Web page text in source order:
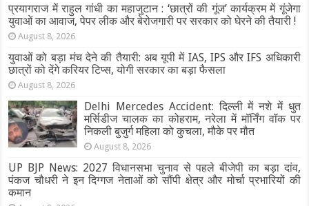
सीटें
मिलीं
प्रयागराज में राहुल गांधी का महाजुटान : ‘छात्रों की गूंज’ कार्यक्रम में गूंजेगा
युवाओं का आवाज, पेपर लीक और बेरोजगारी पर सरकार को घेरने की तैयारी !
August 8, 2026
युवाओं को बड़ा मंच देने की तैयारी: अब यूपी में IAS, IPS और IFS अधिकारी
छात्रों को देंगे करियर टिप्स, योगी सरकार का बड़ा फैसला
August 8, 2026
Delhi Mercedes Accident: दिल्ली में नशे में धुत
मर्सिडीज चालक का कोहराम, नरेला में मॉर्निंग वॉक पर
निकली बुजुर्ग महिला को कुचला, मौके पर मौत
August 8, 2026
UP BJP News: 2027 विधानसभा चुनाव से पहले बीजेपी का बड़ा दांव,
पंकज चौधरी ने इन दिग्गज नेताओं को सौंपी क्षेत्र और मोर्चा प्रभारियों की
कमान